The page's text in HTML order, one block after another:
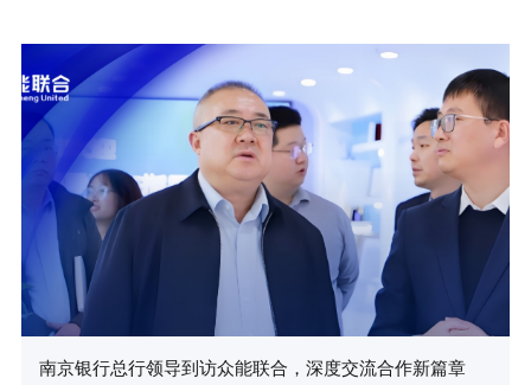
南京银行总行领导到访众能联合，深度交流合作新篇章